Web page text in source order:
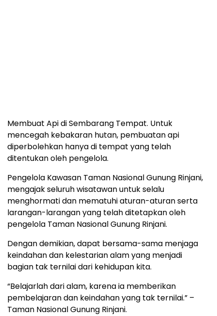
Membuat Api di Sembarang Tempat. Untuk
mencegah kebakaran hutan, pembuatan api
diperbolehkan hanya di tempat yang telah
ditentukan oleh pengelola.
Pengelola Kawasan Taman Nasional Gunung Rinjani,
mengajak seluruh wisatawan untuk selalu
menghormati dan mematuhi aturan-aturan serta
larangan-larangan yang telah ditetapkan oleh
pengelola Taman Nasional Gunung Rinjani.
Dengan demikian, dapat bersama-sama menjaga
keindahan dan kelestarian alam yang menjadi
bagian tak ternilai dari kehidupan kita.
“Belajarlah dari alam, karena ia memberikan
pembelajaran dan keindahan yang tak ternilai.” –
Taman Nasional Gunung Rinjani.